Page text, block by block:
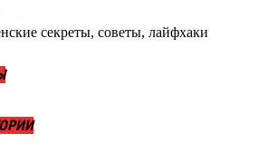
секреты, советы, лайфхаки